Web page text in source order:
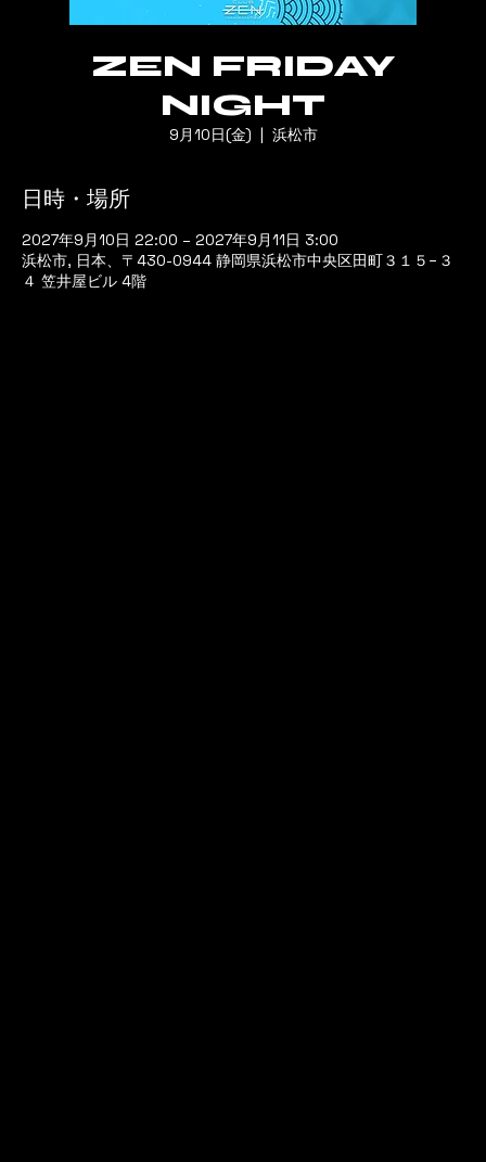
ZEN FRIDAY
NIGHT
9月10日(金)
  |
浜松市
日時・場所
2027年9月10日 22:00 – 2027年9月11日 3:00
浜松市, 日本、〒430-0944 静岡県浜松市中央区田町３１５−３
４ 笠井屋ビル 4階